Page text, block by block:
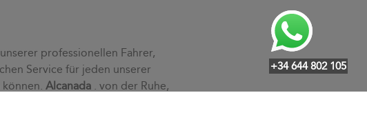
+34 644 802 105
professionellen Fahrer,
Service für jeden unserer
können.Alcanada
. von der Ruhe,